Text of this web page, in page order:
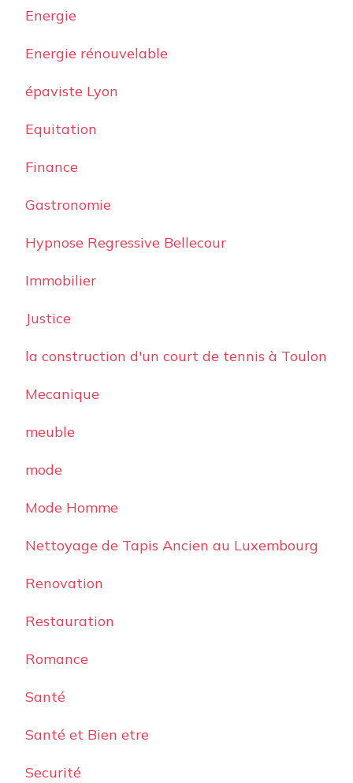
Energie
Energie rénouvelable
épaviste Lyon
Equitation
Finance
Gastronomie
Hypnose Regressive Bellecour
Immobilier
Justice
la construction d'un court de tennis à Toulon
Mecanique
meuble
mode
Mode Homme
Nettoyage de Tapis Ancien au Luxembourg
Renovation
Restauration
Romance
Santé
Santé et Bien etre
Securité